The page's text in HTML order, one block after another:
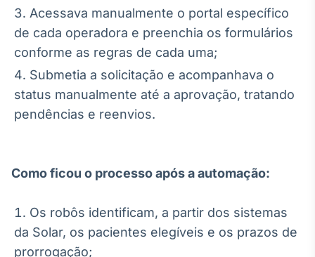
Acessava manualmente o portal específico
de cada operadora e preenchia os formulários
conforme as regras de cada uma;
Submetia a solicitação e acompanhava o
status manualmente até a aprovação, tratando
pendências e reenvios.
Como ficou o processo após a automação:
Os robôs identificam, a partir dos sistemas
da Solar, os pacientes elegíveis e os prazos de
prorrogação;